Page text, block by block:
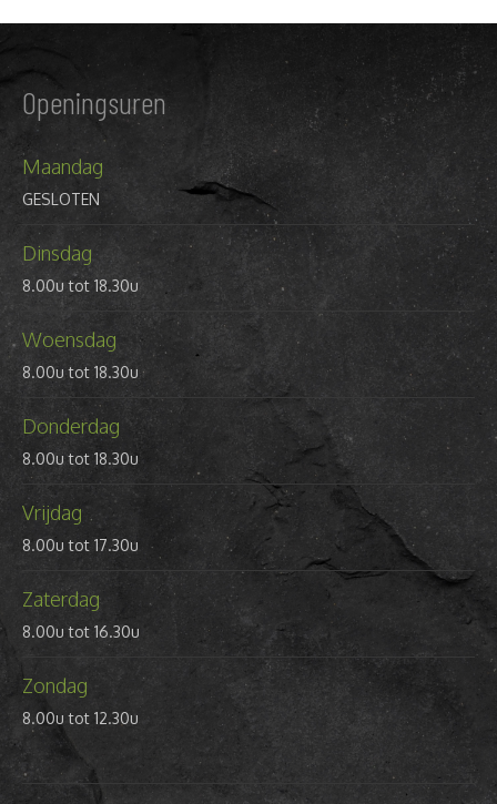
Openingsuren
Maandag
GESLOTEN
Dinsdag
8.00u tot 18.30u
Woensdag
8.00u tot 18.30u
Donderdag
8.00u tot 18.30u
Vrijdag
8.00u tot 17.30u
Zaterdag
8.00u tot 16.30u
Zondag
8.00u tot 12.30u